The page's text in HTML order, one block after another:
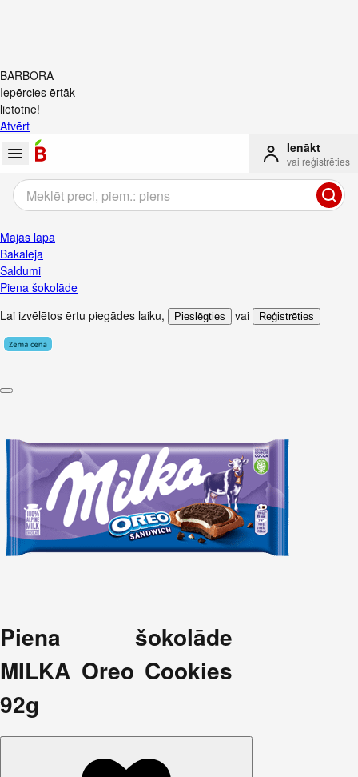
BARBORA
Iepērcies ērtāk
lietotnē!
Atvērt
Ienākt
vai reģistrēties
Mājas lapa
Bakaleja
Saldumi
Piena šokolāde
Lai izvēlētos ērtu piegādes laiku, Pieslēgties vai Reģistrēties
Piena šokolāde
MILKA Oreo Cookies
92g